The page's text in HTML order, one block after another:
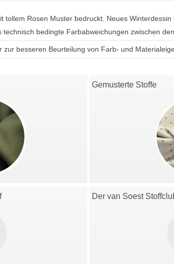
tollem Rosen Muster bedruckt. Neues
technisch bedingte Farbabweichungen zwischen
zur besseren Beurteilung von Farb- und
Gemusterte Stoffe
Der van Soest